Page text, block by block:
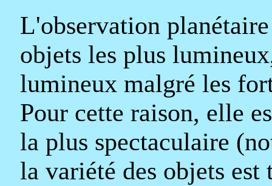
L'observation
objets les plus
lumineux malgré les
Pour cette raison, elle
la plus spectaculaire
la variété des objets